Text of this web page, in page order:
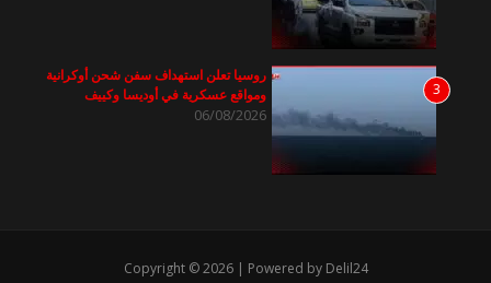
3
روسيا تعلن استهداف سفن شحن أوكرانية
ومواقع عسكرية في أوديسا وكييف
06/08/2026
Copyright © 2026 | Powered by Delil24